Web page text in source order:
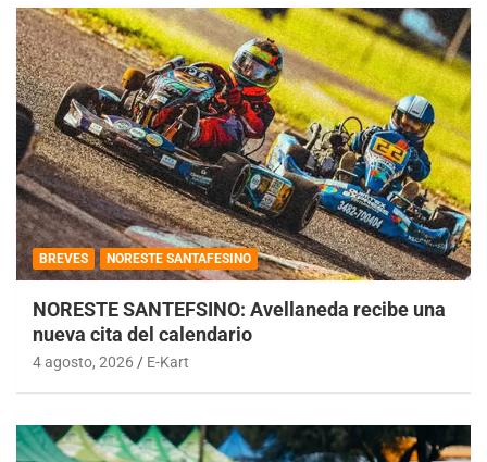
BREVES NORESTE SANTAFESINO
NORESTE SANTEFSINO: Avellaneda recibe una
nueva cita del calendario
4 agosto, 2026 E-Kart